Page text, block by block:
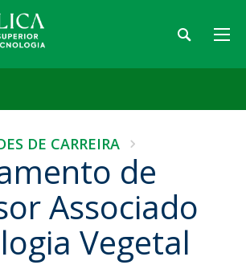
DE CARREIRA
de
Associado
Vegetal